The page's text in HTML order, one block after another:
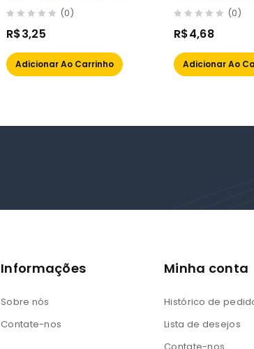
out
5
(0)
R$3,25
Adicionar Ao Carrinho
Trilha
out
5
(0)
R$4,68
Adicionar Ao
Informações
Sobre nós
Contate-nos
Minha conta
Histórico de
Lista de desejos